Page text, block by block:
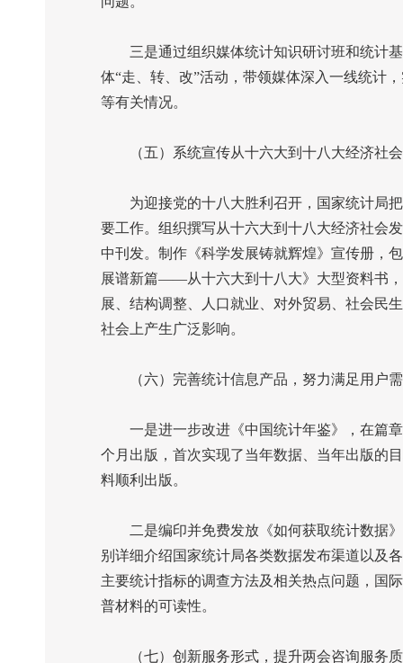
三是通过组织媒体统计知识研讨班和统计基
体“走、转、改”活动，带领媒体深入一线统计
等有关情况。
（五）系统宣传从十六大到十八大经济社会
为迎接党的十八大胜利召开，国家统计局把
要工作。组织撰写从十六大到十八大经济社会
中刊发。制作《科学发展铸就辉煌》宣传册，
展谱新篇——从十六大到十八大》大型资料书
展、结构调整、人口就业、对外贸易、社会民
社会上产生广泛影响。
（六）完善统计信息产品，努力满足用户
一是进一步改进《中国统计年鉴》，在篇章
个月出版，首次实现了当年数据、当年出版的
料顺利出版。
二是编印并免费发放《如何获取统计数据》
别详细介绍国家统计局各类数据发布渠道以及
主要统计指标的调查方法及相关热点问题，国
普材料的可读性。
（七）创新服务形式，提升两会咨询服务